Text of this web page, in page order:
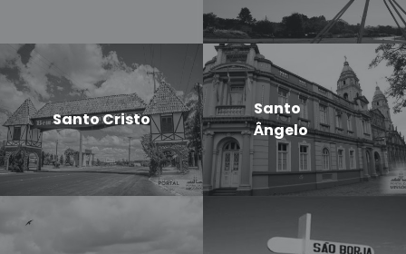
Santo Cristo
Santo
Ângelo